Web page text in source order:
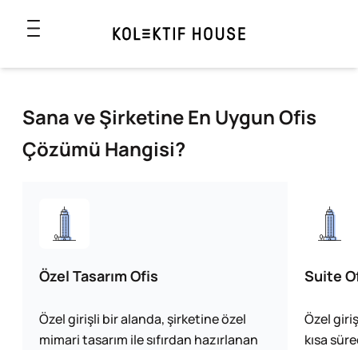
Sana ve Şirketine En Uygun Ofis
Çözümü Hangisi?
Özel Tasarım Ofis
Özel girişli bir alanda, şirketine özel
mimari tasarım ile sıfırdan hazırlanan
Suite
Özel
kısa